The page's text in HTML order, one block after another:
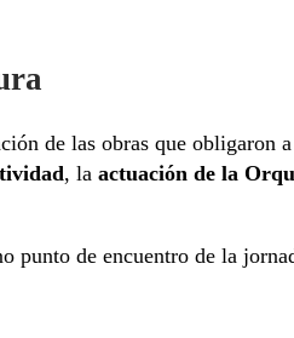
de las obras que obligaron
, la actuación de la
punto de encuentro de la